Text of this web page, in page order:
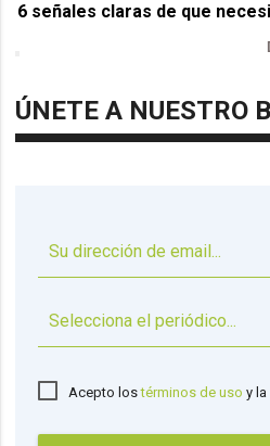
6 señales claras de que
ÚNETE A NUESTRO
Acepto lostérminos de uso y la